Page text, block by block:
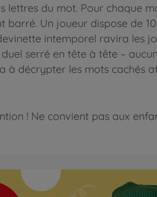
lettres du mot. Pour chaque
barré. Un joueur dispose de
intemporel ravira les
serré en tête à tête –
à décrypter les mots cachés
! Ne convient pas aux